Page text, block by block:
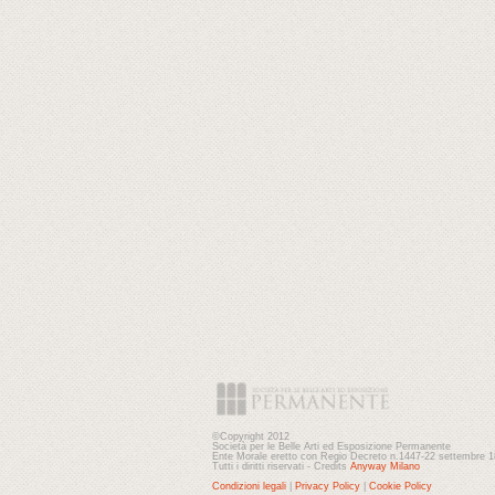
©Copyright 2012
Società per le Belle Arti ed Esposizione Permanente
Ente Morale eretto con Regio Decreto n.1447-22 settembre
Tutti i diritti riservati - Credits Anyway Milano
Condizioni legali
Privacy Policy Cookie Policy